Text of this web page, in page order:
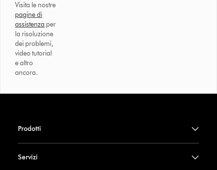
Visita le nostre
pagine di
assistenza per
la risoluzione
dei problemi,
video tutorial
e altro
ancora.
Prodotti
Servizi